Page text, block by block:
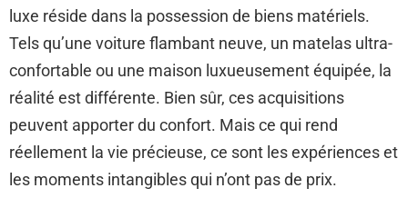
luxe réside dans la possession de biens matériels.
Tels qu’une voiture flambant neuve, un matelas ultra-
confortable ou une maison luxueusement équipée, la
réalité est différente. Bien sûr, ces acquisitions
peuvent apporter du confort. Mais ce qui rend
réellement la vie précieuse, ce sont les expériences et
les moments intangibles qui n’ont pas de prix.